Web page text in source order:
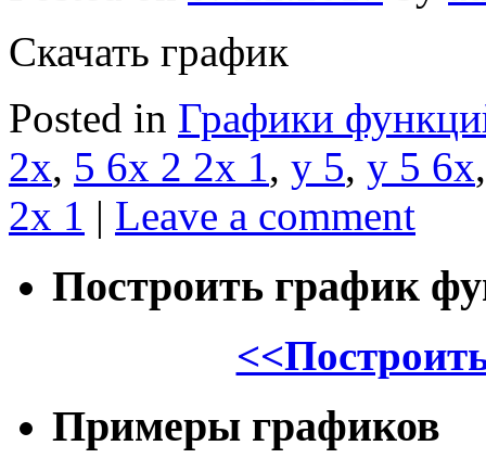
Скачать график
Posted in Графики
2x, 5 6x 2 2x 1, y 5, y 5 6x
2x 1 | Leave a comment
Построить график
Примеры графиков